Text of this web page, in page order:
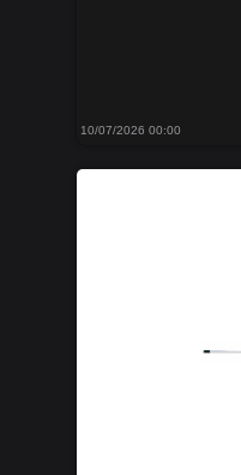
10/07/2026 00:00